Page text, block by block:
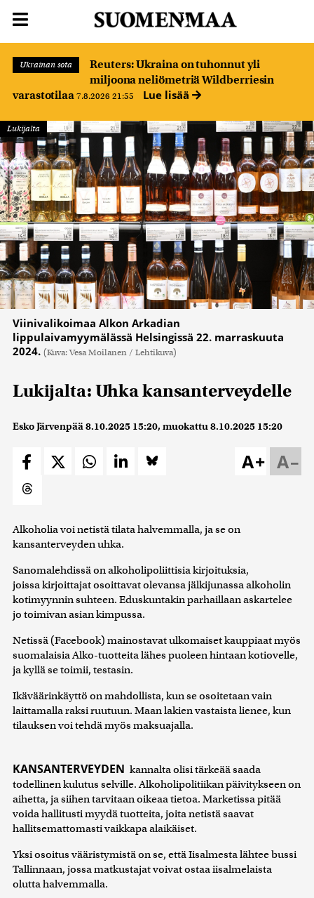
Ukrainan sota
Reuters: Ukraina on tuhonnut yli
miljoona neliömetriä Wildberriesin
varastotilaa 7.8.2026 21:55 Lue lisää
Lukijalta
Viinivalikoimaa Alkon Arkadian
lippulaivamyymälässä Helsingissä 22. marraskuuta
2024. (Kuva: Vesa Moilanen / Lehtikuva)
Lukijalta: Uhka kansanterveydelle
Esko Järvenpää8.10.2025 15:20, muokattu8.10.2025 15:20
A–
A+
Alkoholia voi netistä tilata halvemmalla, ja se on
kansanterveyden uhka.
Sanomalehdissä on alkoholipoliittisia kirjoituksia,
joissa kirjoittajat osoittavat olevansa jälkijunassa alkoholin
kotimyynnin suhteen. Eduskuntakin parhaillaan askartelee
jo toimivan asian kimpussa.
Netissä (Facebook) mainostavat ulkomaiset kauppiaat myös
suomalaisia Alko-tuotteita lähes puoleen hintaan kotiovelle,
ja kyllä se toimii, testasin.
Ikäväärinkäyttö on mahdollista, kun se osoitetaan vain
laittamalla raksi ruutuun. Maan lakien vastaista lienee, kun
tilauksen voi tehdä myös maksuajalla.
KANSANTERVEYDEN kannalta olisi tärkeää saada
todellinen kulutus selville. Alkoholipolitiikan päivitykseen on
aihetta, ja siihen tarvitaan oikeaa tietoa. Marketissa pitää
voida hallitusti myydä tuotteita, joita netistä saavat
hallitsemattomasti vaikkapa alaikäiset.
Yksi osoitus vääristymistä on se, että Iisalmesta lähtee bussi
Tallinnaan, jossa matkustajat voivat ostaa iisalmelaista
olutta halvemmalla.